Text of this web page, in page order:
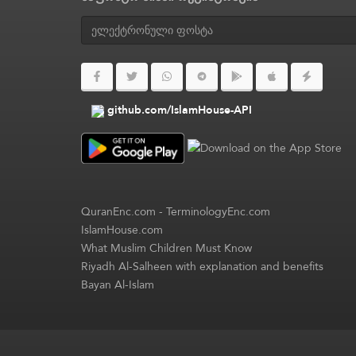
github.com/IslamHouse-API
QuranEnc.com-TerminologyEnc.com
IslamHouse.com
What Muslim Children Must Know
Riyadh Al-Salheen with explanation and benefits
Bayan Al-Islam